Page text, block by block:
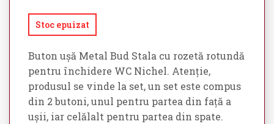
Stoc epuizat
Buton ușă Metal Bud Stala cu rozetă rotundă
pentru închidere WC Nichel. Atenție,
produsul se vinde la set, un set este compus
din 2 butoni, unul pentru partea din față a
ușii, iar celălalt pentru partea din spate.